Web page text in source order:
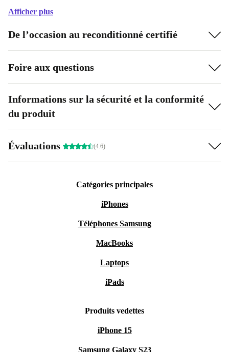
Afficher plus
De l’occasion au reconditionné certifié
Foire aux questions
Informations sur la sécurité et la conformité
du produit
Évaluations (4.6)
Catégories principales
iPhones
Téléphones Samsung
MacBooks
Laptops
iPads
Produits vedettes
iPhone 15
Samsung Galaxy S23